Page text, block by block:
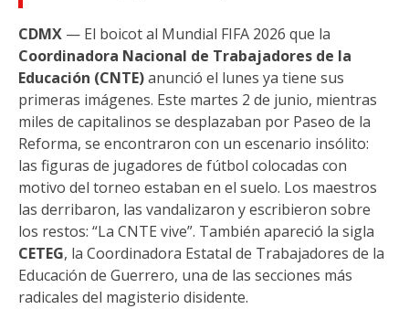
CDMX — El boicot al Mundial FIFA 2026 que la
Coordinadora Nacional de Trabajadores de la
Educación (CNTE)anunció el lunes ya tiene sus
primeras imágenes. Este martes 2 de junio, mientras
miles de capitalinos se desplazaban por Paseo de la
Reforma, se encontraron con un escenario insólito:
las figuras de jugadores de fútbol colocadas con
motivo del torneo estaban en el suelo. Los maestros
las derribaron, las vandalizaron y escribieron sobre
los restos: “La CNTE vive”. También apareció la sigla
CETEG, la Coordinadora Estatal de Trabajadores de la
Educación de Guerrero, una de las secciones más
radicales del magisterio disidente.